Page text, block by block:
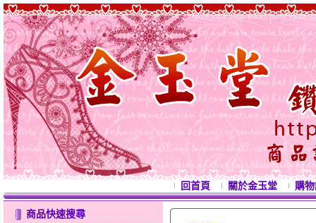
回首頁 關於金玉堂 購
商品快速搜尋